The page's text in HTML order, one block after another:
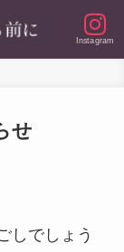
Instagram
せ
しでしょう